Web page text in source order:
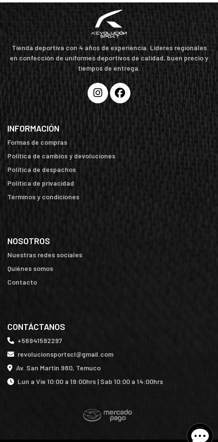
Tienda deportiva con 4 años de experiencia. Líderes regionales
en confección de uniformes deportivos de calidad, buen precio y
tiempos de entrega.
INFORMACIÓN
Formas de compras
Política de cambios y devoluciones
Política de despachos
Política de privacidad
Términos y condiciones
NOSOTROS
Nuestras redes sociales
Quiénes somos
Contacto
CONTÁCTANOS
+56941592297
revolucionsportscl@gmail.com
Av. San Martín 980, Temuco
Lun a Vie 10:00 a 19:00hrs | Sab 10:00 a 14:00hrs